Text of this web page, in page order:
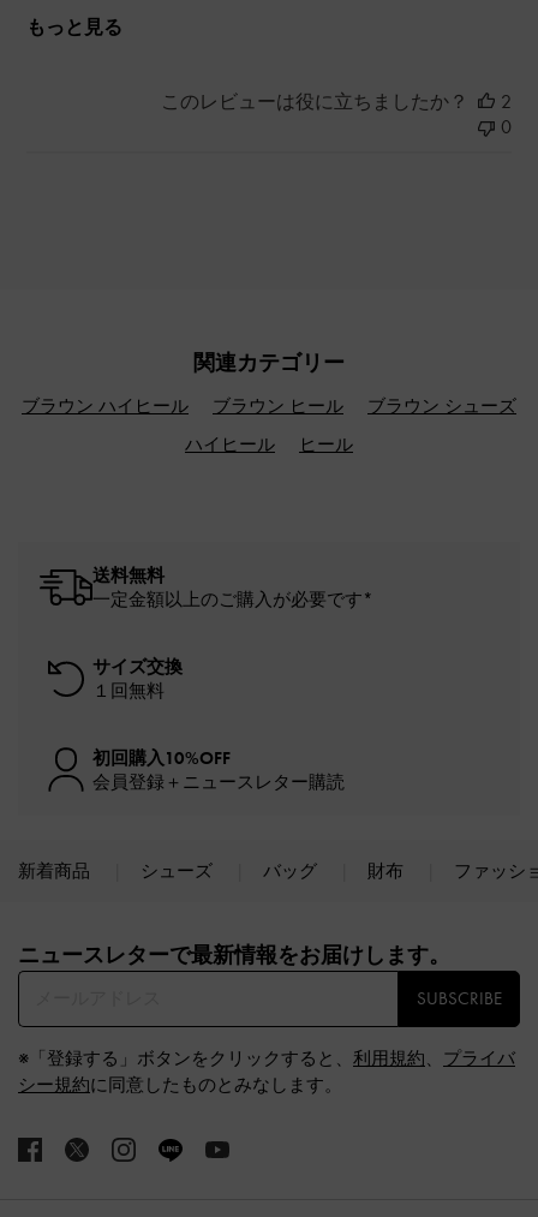
もっと見る
このレビューは役に立ちましたか？
2
0
関連カテゴリー
ブラウン ハイヒール ブラウン ヒール
ブラウン シューズ
ハイヒール
ヒール
送料無料
一定金額以上のご購入が必要です*
サイズ交換
１回無料
初回購入10%OFF
会員登録＋ニュースレター購読
新着商品 シューズ バッグ 財布 ファッシ
ニュースレターで最新情報をお届けします。​
SUBSCRIBE
※「登録する」ボタンをクリックすると、 利用規約、 プライバ
シー規約に同意したものとみなします。